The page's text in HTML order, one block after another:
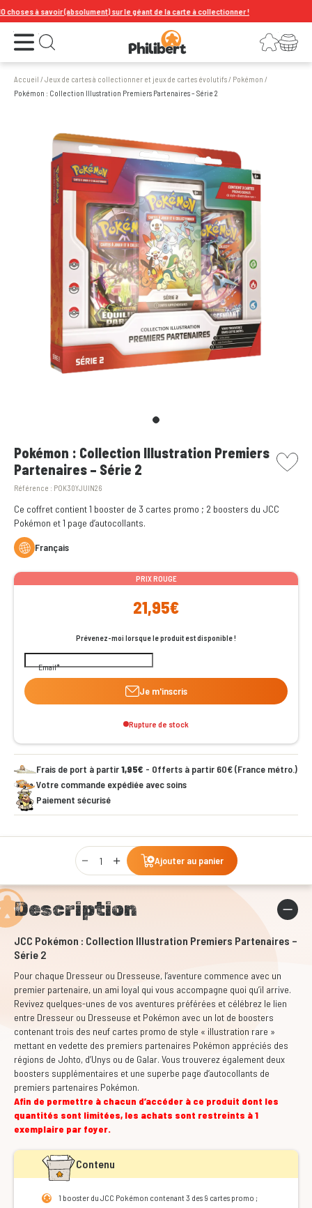
à savoir (absolument) sur le géant de la carte à collectionner !
Ouvrir le menu Ouvrir la recherche Connexion
Votre panier
Accueil /Jeux de cartes à collectionner et jeux de cartes évolutifs/ Pokémon /
Pokémon : Collection Illustration Premiers Partenaires – Série 2
Pokémon : Collection Illustration Premiers
Partenaires – Série 2
Référence : POK30YJUIN26
picto
Ce coffret contient 1 booster de 3 cartes promo ; 2 boosters du JCC
Pokémon et 1 page d’autocollants.
Français
PRIX ROUGE
21,95€
Prévenez-moi lorsque le produit est disponible !
Email
Je m'inscris
Rupture de stock
Frais de port à partir1,95€ - Offerts à partir 60€ (France métro.)
Votre commande expédiée avec soins
Paiement sécurisé
Qty
Ajouter au panier
Description
JCC Pokémon : Collection Illustration Premiers Partenaires –
Série 2
Pour chaque Dresseur ou Dresseuse, l’aventure commence avec un
premier partenaire, un ami loyal qui vous accompagne quoi qu’il arrive.
Revivez quelques-unes de vos aventures préférées et célébrez le lien
entre Dresseur ou Dresseuse et Pokémon avec un lot de boosters
contenant trois des neuf cartes promo de style « illustration rare »
mettant en vedette des premiers partenaires Pokémon appréciés des
régions de Johto, d’Unys ou de Galar. Vous trouverez également deux
boosters supplémentaires et une superbe page d’autocollants de
premiers partenaires Pokémon.
Afin de permettre à chacun d’accéder à ce produit dont les
quantités sont limitées, les achats sont restreints à 1
exemplaire par foyer.
Contenu
1 booster du JCC Pokémon contenant 3 des 9 cartes promo ;